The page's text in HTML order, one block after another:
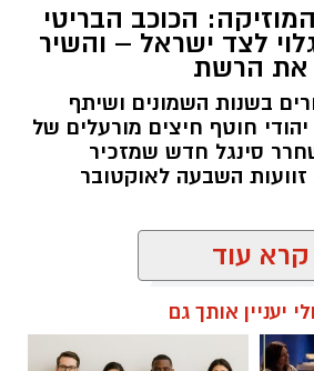
הכוכב הבריטי
לצד ישראל – והשיר
את הרשת
בשנות השמונים ושיתף
חוטף חיצים מורעלים של
סינגל חדש שמזכיר
השבעה לאוקטובר
קרא עוד
יעניין אותך גם